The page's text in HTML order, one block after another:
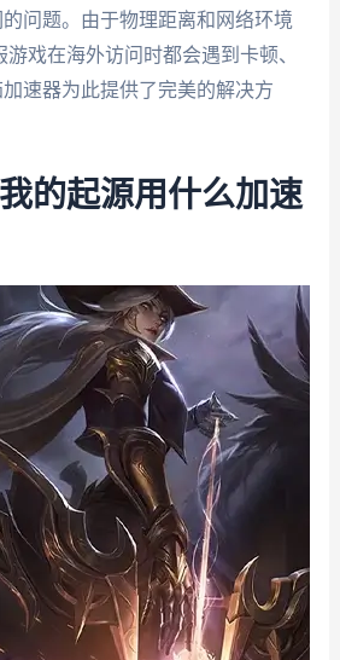
问题。由于物理距离和网络环境
戏在海外访问时都会遇到卡顿、
速器为此提供了完美的解决方
的起源用什么加速